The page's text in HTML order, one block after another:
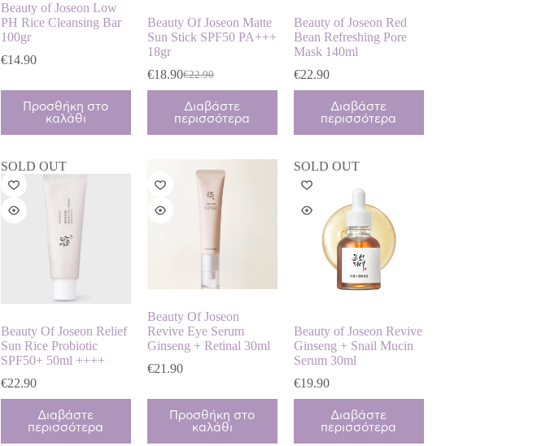
Beauty of Joseon Low
PH Rice Cleansing Bar
100gr
€14.90
Προσθήκη στο
καλάθι
Beauty Of Joseon Matte
Sun Stick SPF50 PA+++
18gr
€22.90
Original
was:
€22.90.
€18.90Η
τιμή
είναι:
€18.90.
Διαβάστε
περισσότερα
Beauty of Joseon Red
Bean Refreshing Pore
Mask 140ml
€22.90
Διαβάστε
περισσότερα
SOLD OUT
Beauty Of Joseon Relief
Sun Rice Probiotic
SPF50+ 50ml ++++
€22.90
Διαβάστε
περισσότερα
Beauty Of Joseon
Revive Eye Serum
Ginseng + Retinal 30ml
€21.90
Προσθήκη στο
καλάθι
SOLD OUT
Beauty of Joseon Revive
Ginseng + Snail Mucin
Serum 30ml
€19.90
Διαβάστε
περισσότερα